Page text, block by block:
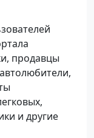
продавцы
и другие